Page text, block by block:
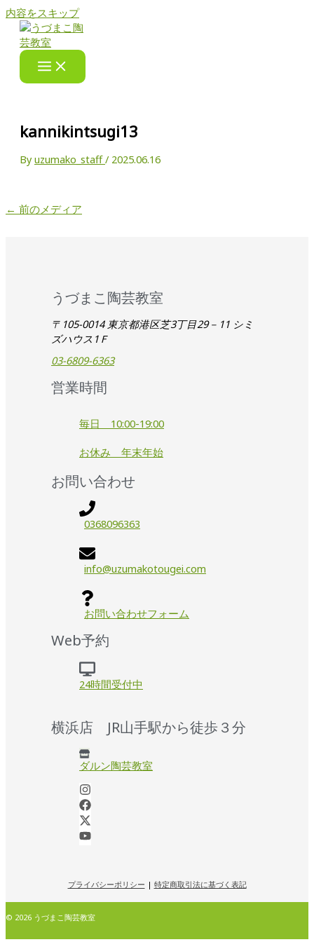
内容をスキップ
kannikintsugi13
Byuzumako_staff/ 2025.06.16
← 前のメディア
うづまこ陶芸教室
〒105-0014 東京都港区芝3丁目29－11 シミ
ズハウス1Ｆ
03-6809-6363
営業時間
毎日 10:00-19:00
お休み 年末年始
お問い合わせ
0368096363
info@uzumakotougei.com
お問い合わせフォーム
Web予約
24時間受付中
横浜店 JR山手駅から徒歩３分
ダルン陶芸教室
プライバシーポリシー | 特定商取引法に基づく表記
© 2026 うづまこ陶芸教室